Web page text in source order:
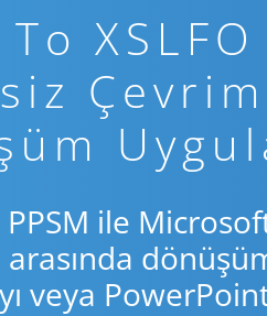
To
ile
veya PowerPoint